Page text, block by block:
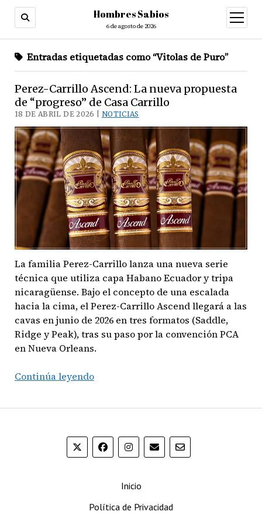
Hombres Sabios
6 de agosto de 2026
abrir
menú
Entradas etiquetadas como “Vitolas de Puro”
Perez-Carrillo Ascend: La nueva propuesta
de “progreso” de Casa Carrillo
18 DE ABRIL DE 2026 | NOTICIAS
La familia Perez-Carrillo lanza una nueva serie
técnica que utiliza capa Habano Ecuador y tripa
nicaragüense. Bajo el concepto de una escalada
hacia la cima, el Perez-Carrillo Ascend llegará a las
cavas en junio de 2026 en tres formatos (Saddle,
Ridge y Peak), tras su paso por la convención PCA
en Nueva Orleans.
Continúa leyendoPerez-
propuesta
de
Casa
Inicio
Política de Privacidad